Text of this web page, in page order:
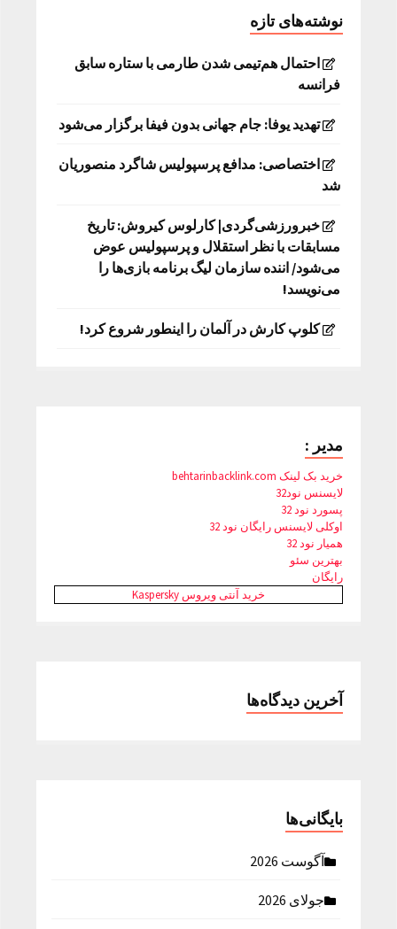
نوشته‌های تازه
احتمال هم‌تیمی شدن طارمی با ستاره سابق
فرانسه
تهدید یوفا: جام جهانی بدون فیفا برگزار می‌شود
اختصاصی: مدافع پرسپولیس شاگرد منصوریان
شد
خبرورزشی‌گردی| کارلوس کیروش: تاریخ
مسابقات با نظر استقلال و پرسپولیس عوض
می‌شود/ اننده سازمان لیگ برنامه بازی‌ها را
می‌نویسد!
کلوپ کارش در آلمان را اینطور شروع کرد!
مدیر :
خرید بک لینک behtarinbacklink.com
لایسنس نود32
پسورد نود 32
اوکلی لایسنس رایگان نود 32
همیار نود 32
بهترین سئو
رایگان
خرید آنتی ویروس Kaspersky
آخرین دیدگاه‌ها
بایگانی‌ها
آگوست 2026
جولای 2026